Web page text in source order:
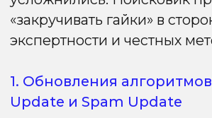
June 2025 Core Update
перестройка алгоритмов. Google усилил
борьбу с низкокачественным
и дублирующим контентом. Обновление